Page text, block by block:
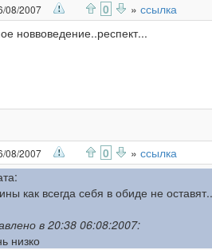
08/2007 0 » ссылка
новвоведение..респект...
08/2007 0 » ссылка
как всегда себя в обиде не
в 20:38 06:08:2007:
низко